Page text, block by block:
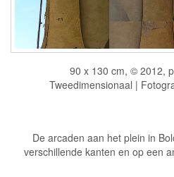
90 x 130 cm, © 2012,
Tweedimensionaal |
De arcaden aan het plein in
verschillende kanten en op een